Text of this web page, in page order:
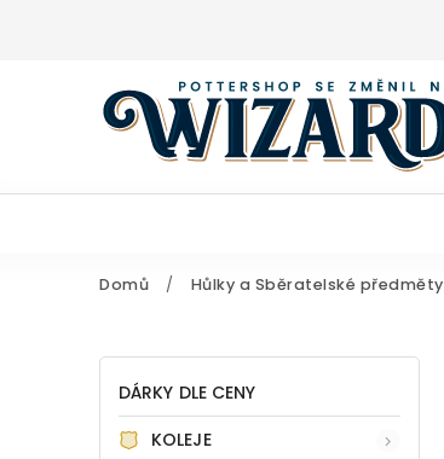
Domů / Hůlky a Sběratelské předměty
DÁRKY DLE CENY
KOLEJE